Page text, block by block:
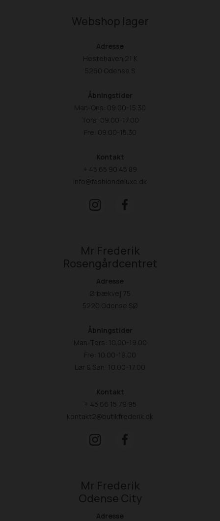
Webshop lager
Adresse
Hestehaven 21 K
5260 Odense S
Åbningstider
Man-Ons: 09.00-15.30
Tors: 09.00-17.00
Fre: 09.00-15.30
Kontakt
+ 45 65 90 45 89
info@fashiondeluxe.dk
Mr Frederik
Rosengårdcentret
Adresse
Ørbækvej 75
5220 Odense SØ
Åbningstider
Man-Tors: 10.00-19.00
Fre: 10.00-19.00
Lør & Søn: 10.00-17.00
Kontakt
+ 45 66 15 79 95
kontakt2@butikfrederik.dk
Mr Frederik
Odense City
Adresse